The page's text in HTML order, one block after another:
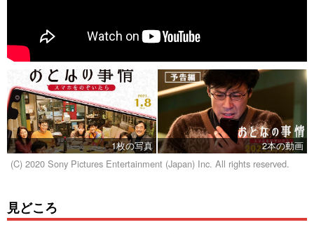
1枚の写真
2本の動画
(C) 2020 Sony Pictures Entertainment (Japan) Inc. All rights reserved.
見どころ